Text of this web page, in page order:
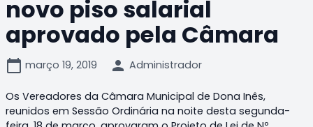
novo piso salarial
aprovado pela Câmara
calendar_today março 19, 2019 person Administrador
Os Vereadores da Câmara Municipal de Dona Inês,
reunidos em Sessão Ordinária na noite desta segunda-